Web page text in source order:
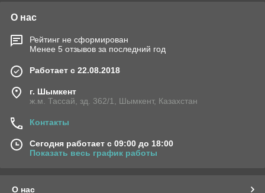
О нас
Рейтинг не сформирован
Менее 5 отзывов за последний год
Работает с 22.08.2018
г. Шымкент
ж.м. Тассай, зд. 362/1, Шымкент, Казахстан
Контакты
Сегодня работает с 09:00 до 18:00
Показать весь график работы
О нас